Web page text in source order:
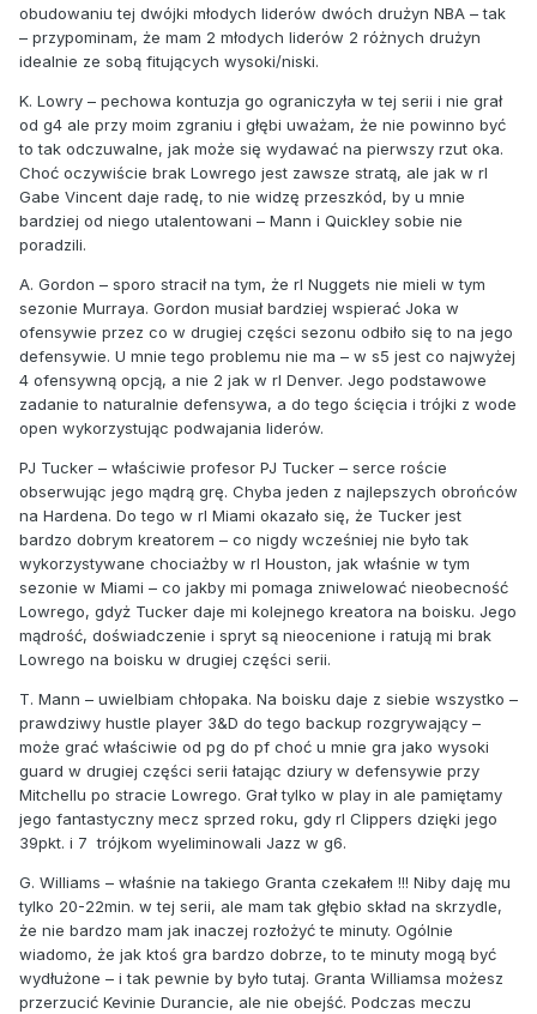
obudowaniu tej dwójki młodych liderów dwóch drużyn NBA – tak
– przypominam, że mam 2 młodych liderów 2 różnych drużyn
idealnie ze sobą fitujących wysoki/niski.
K. Lowry – pechowa kontuzja go ograniczyła w tej serii i nie grał
od g4 ale przy moim zgraniu i głębi uważam, że nie powinno być
to tak odczuwalne, jak może się wydawać na pierwszy rzut oka.
Choć oczywiście brak Lowrego jest zawsze stratą, ale jak w rl
Gabe Vincent daje radę, to nie widzę przeszkód, by u mnie
bardziej od niego utalentowani – Mann i Quickley sobie nie
poradzili.
A. Gordon – sporo stracił na tym, że rl Nuggets nie mieli w tym
sezonie Murraya. Gordon musiał bardziej wspierać Joka w
ofensywie przez co w drugiej części sezonu odbiło się to na jego
defensywie. U mnie tego problemu nie ma – w s5 jest co najwyżej
4 ofensywną opcją, a nie 2 jak w rl Denver. Jego podstawowe
zadanie to naturalnie defensywa, a do tego ścięcia i trójki z wode
open wykorzystując podwajania liderów.
PJ Tucker – właściwie profesor PJ Tucker – serce roście
obserwując jego mądrą grę. Chyba jeden z najlepszych obrońców
na Hardena. Do tego w rl Miami okazało się, że Tucker jest
bardzo dobrym kreatorem – co nigdy wcześniej nie było tak
wykorzystywane chociażby w rl Houston, jak właśnie w tym
sezonie w Miami – co jakby mi pomaga zniwelować nieobecność
Lowrego, gdyż Tucker daje mi kolejnego kreatora na boisku. Jego
mądrość, doświadczenie i spryt są nieocenione i ratują mi brak
Lowrego na boisku w drugiej części serii.
T. Mann – uwielbiam chłopaka. Na boisku daje z siebie wszystko –
prawdziwy hustle player 3&D do tego backup rozgrywający –
może grać właściwie od pg do pf choć u mnie gra jako wysoki
guard w drugiej części serii łatając dziury w defensywie przy
Mitchellu po stracie Lowrego. Grał tylko w play in ale pamiętamy
jego fantastyczny mecz sprzed roku, gdy rl Clippers dzięki jego
39pkt. i 7 trójkom wyeliminowali Jazz w g6.
G. Williams – właśnie na takiego Granta czekałem !!! Niby daję mu
tylko 20-22min. w tej serii, ale mam tak głębio skład na skrzydle,
że nie bardzo mam jak inaczej rozłożyć te minuty. Ogólnie
wiadomo, że jak ktoś gra bardzo dobrze, to te minuty mogą być
wydłużone – i tak pewnie by było tutaj. Granta Williamsa możesz
przerzucić Kevinie Durancie, ale nie obejść. Podczas meczu